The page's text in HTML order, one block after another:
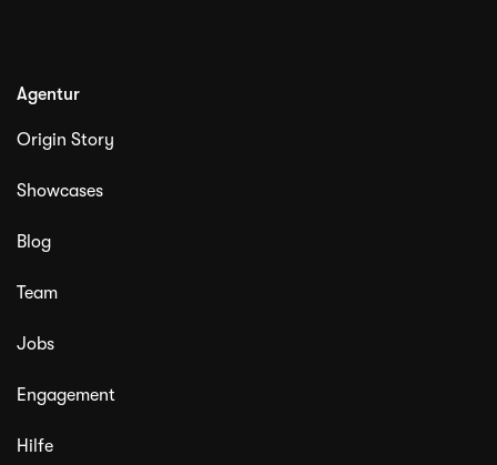
Agentur
Origin Story
Showcases
Blog
Team
Jobs
Engagement
Hilfe